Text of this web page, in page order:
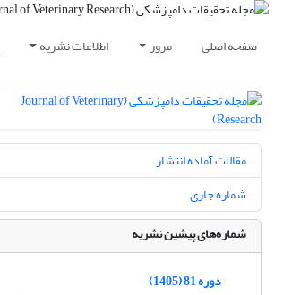
صفحه اصلی مرور اطلاعات نشریه
مقالات آماده انتشار
شماره جاری
شماره‌های پیشین نشریه
دوره 81 (1405)